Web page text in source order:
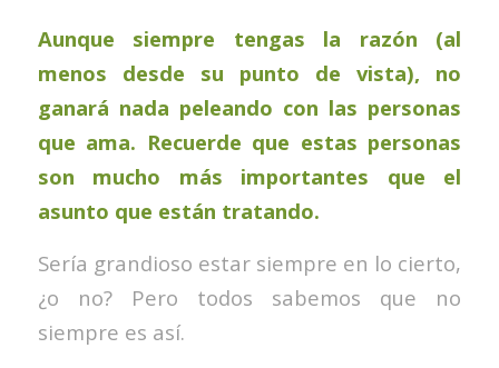
Aunque siempre tengas la razón (al
menos desde su punto de vista), no
ganará nada peleando con las personas
que ama. Recuerde que estas personas
son mucho más importantes que el
asunto que están tratando.
Sería grandioso estar siempre en lo cierto,
¿o no? Pero todos sabemos que no
siempre es así.